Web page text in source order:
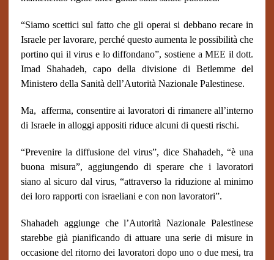
“Siamo scettici sul fatto che gli operai si debbano recare in
Israele per lavorare, perché questo aumenta le possibilità che
portino qui il virus e lo diffondano”, sostiene a MEE il dott.
Imad Shahadeh, capo della divisione di Betlemme del
Ministero della Sanità dell’Autorità Nazionale Palestinese.
Ma, afferma, consentire ai lavoratori di rimanere all’interno
di Israele in alloggi appositi riduce alcuni di questi rischi.
“Prevenire la diffusione del virus”, dice Shahadeh, “è una
buona misura”, aggiungendo di sperare che i lavoratori
siano al sicuro dal virus, “attraverso la riduzione al minimo
dei loro rapporti con israeliani e con non lavoratori”.
Shahadeh aggiunge che l’Autorità Nazionale Palestinese
starebbe già pianificando di attuare una serie di misure in
occasione del ritorno dei lavoratori dopo uno o due mesi, tra